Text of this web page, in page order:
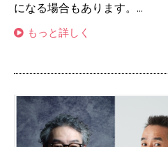
になる場合もあります。...
もっと詳しく